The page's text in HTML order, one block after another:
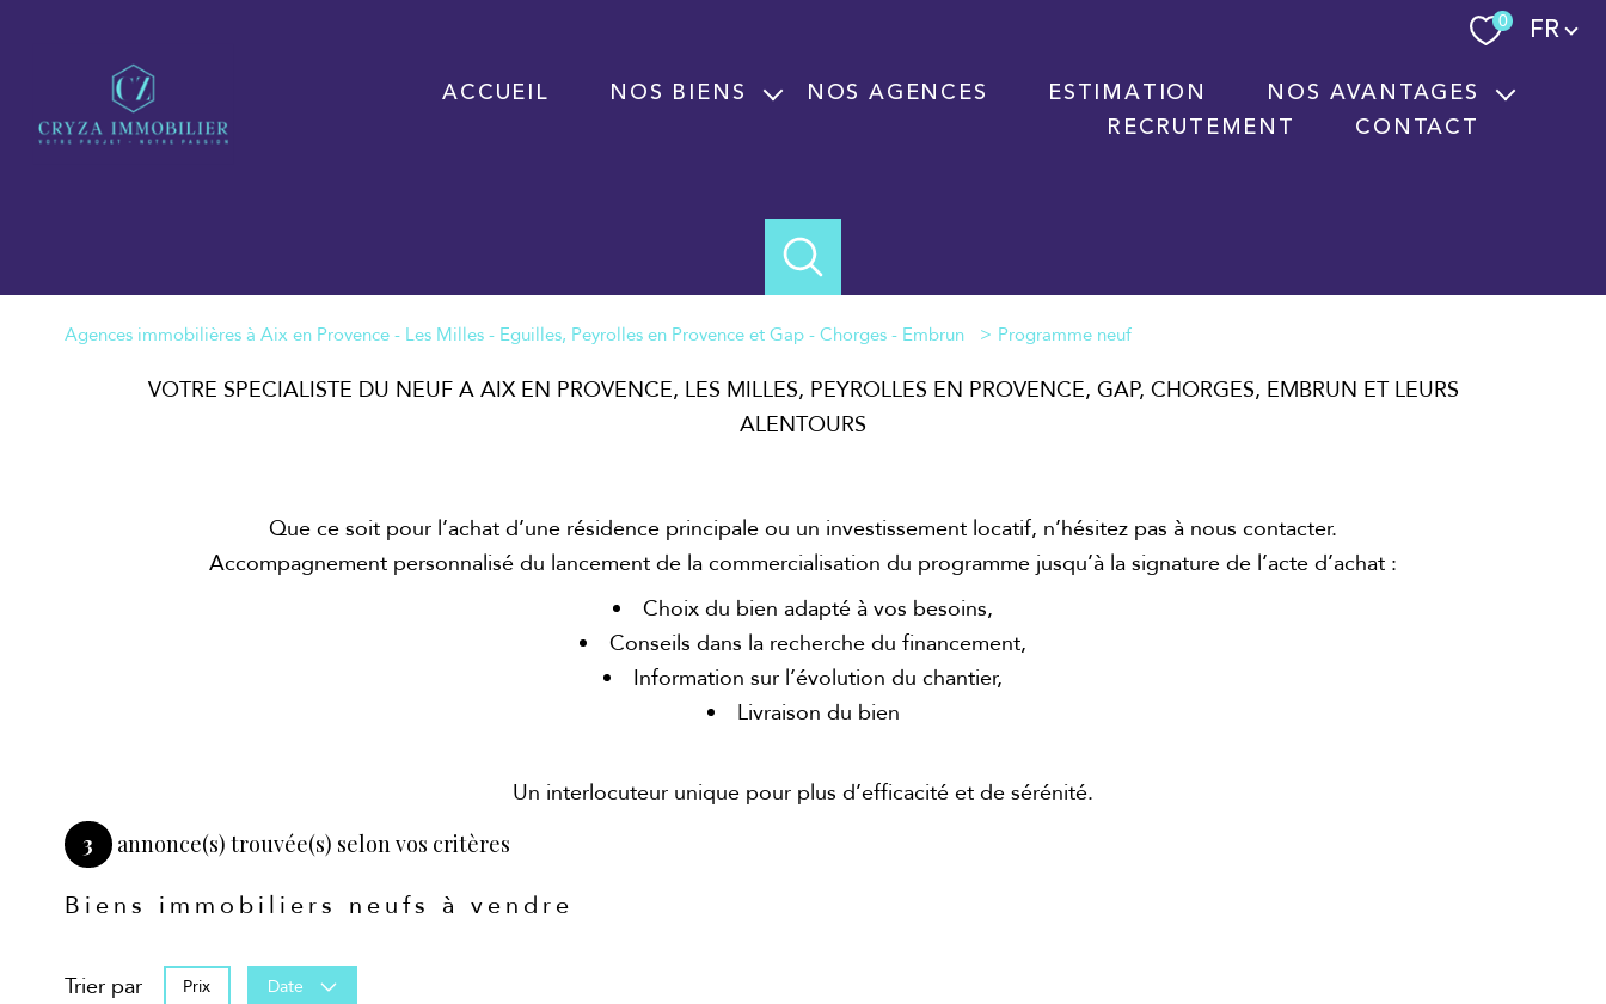
0 Langue
FR
ACCUEIL NOS BIENS
Immobilier professionnel Vente
NOS AGENCES ESTIMATION NOS AVANTAGES
RECRUTEMENT CONTACT
Programme neuf
VOTRE SPECIALISTE DU NEUF A AIX EN PROVENCE, LES MILLES, PEYROLLES EN PROVENCE, GAP, CHORGES, EMBRUN ET LEURS
ALENTOURS
Que ce soit pour l’achat d’une résidence principale ou un investissement locatif, n’hésitez pas à nous contacter.
Accompagnement personnalisé du lancement de la commercialisation du programme jusqu’à la signature de l’acte d’achat :
Choix du bien adapté à vos besoins,
Conseils dans la recherche du financement,
Information sur l’évolution du chantier,
Livraison du bien
Un interlocuteur unique pour plus d’efficacité et de sérénité.
3 annonce(s) trouvée(s) selon vos critères
Biens immobiliers neufs à vendre
Trier par Prix Date